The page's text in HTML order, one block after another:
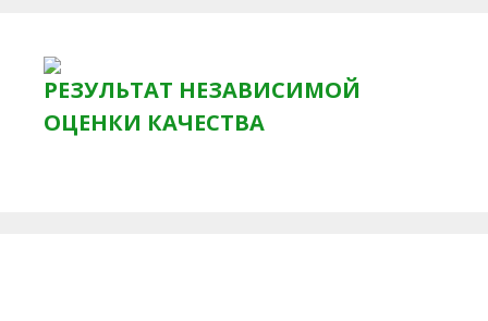
РЕЗУЛЬТАТ НЕЗАВИСИМОЙ
ОЦЕНКИ КАЧЕСТВА